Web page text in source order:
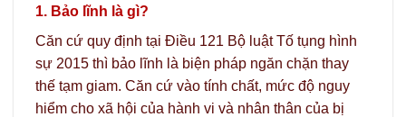
1. Bảo lĩnh là gì?
Căn cứ quy định tại Điều 121 Bộ luật Tố tụng hình
sự 2015 thì bảo lĩnh là biện pháp ngăn chặn thay
thế tạm giam. Căn cứ vào tính chất, mức độ nguy
hiểm cho xã hội của hành vi và nhân thân của bị